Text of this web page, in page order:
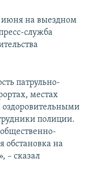
июня на выездном
служба
патрульно-
местах
оздоровительными
полиции.
обстановка на
– сказал